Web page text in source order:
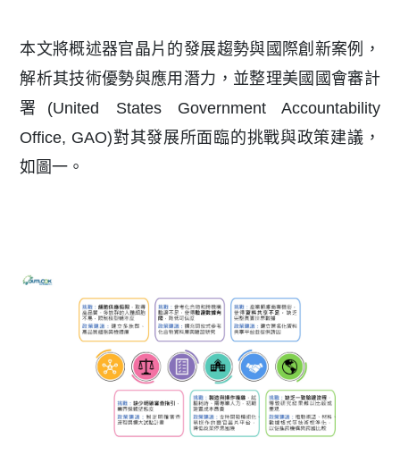
本文將概述器官晶片的發展趨勢與國際創新案例，
解析其技術優勢與應用潛力，並整理美國國會審計
署(United States Government Accountability
Office, GAO)對其發展所面臨的挑戰與政策建議，
如圖一。